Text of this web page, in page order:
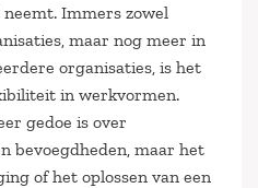
neemt. Immers zowel
maar nog meer in
organisaties, is het
in werkvormen.
gedoe is over
bevoegdheden, maar het
of het oplossen van een